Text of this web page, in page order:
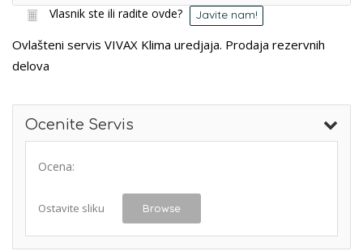
Vlasnik ste ili radite ovde? Javite nam!
Ovlašteni servis VIVAX Klima uredjaja. Prodaja rezervnih
delova
Ocenite Servis
Ocena:
Ostavite sliku Browse